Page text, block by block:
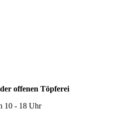
offenen Töpferei
10 - 18 Uhr